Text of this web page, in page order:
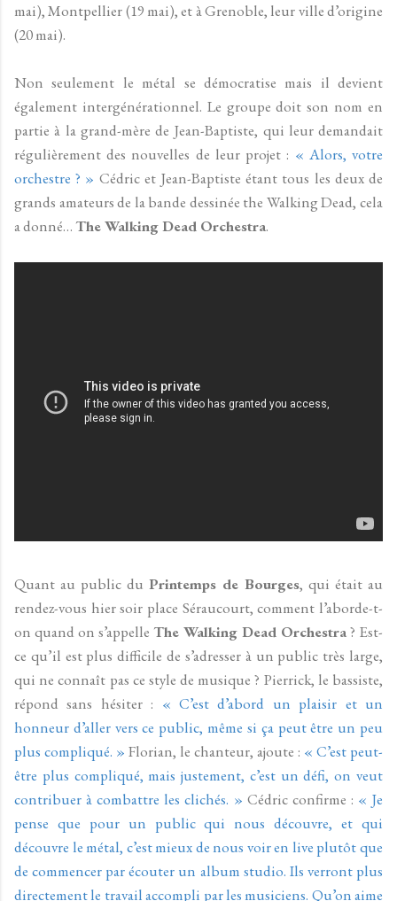
mai), Montpellier (19 mai), et à Grenoble, leur ville d’origine
(20 mai).
Non seulement le métal se démocratise mais il devient
également intergénérationnel. Le groupe doit son nom en
partie à la grand-mère de Jean-Baptiste, qui leur demandait
régulièrement des nouvelles de leur projet : « Alors, votre
orchestre ? » Cédric et Jean-Baptiste étant tous les deux de
grands amateurs de la bande dessinée the Walking Dead, cela
a donné…The Walking Dead Orchestra.
Quant au public du Printemps de Bourges, qui était au
rendez-vous hier soir place Séraucourt, comment l’aborde-t-
on quand on s’appelle The Walking Dead Orchestra? Est-
ce qu’il est plus difficile de s’adresser à un public très large,
qui ne connaît pas ce style de musique ? Pierrick, le bassiste,
répond sans hésiter : « C’est d’abord un plaisir et un
honneur d’aller vers ce public, même si ça peut être un peu
plus compliqué. » Florian, le chanteur, ajoute : « C’est peut-
être plus compliqué, mais justement, c’est un défi, on veut
contribuer à combattre les clichés. » Cédric confirme : « Je
pense que pour un public qui nous découvre, et qui
découvre le métal, c’est mieux de nous voir en live plutôt que
de commencer par écouter un album studio. Ils verront plus
directement le travail accompli par les musiciens. Qu’on aime